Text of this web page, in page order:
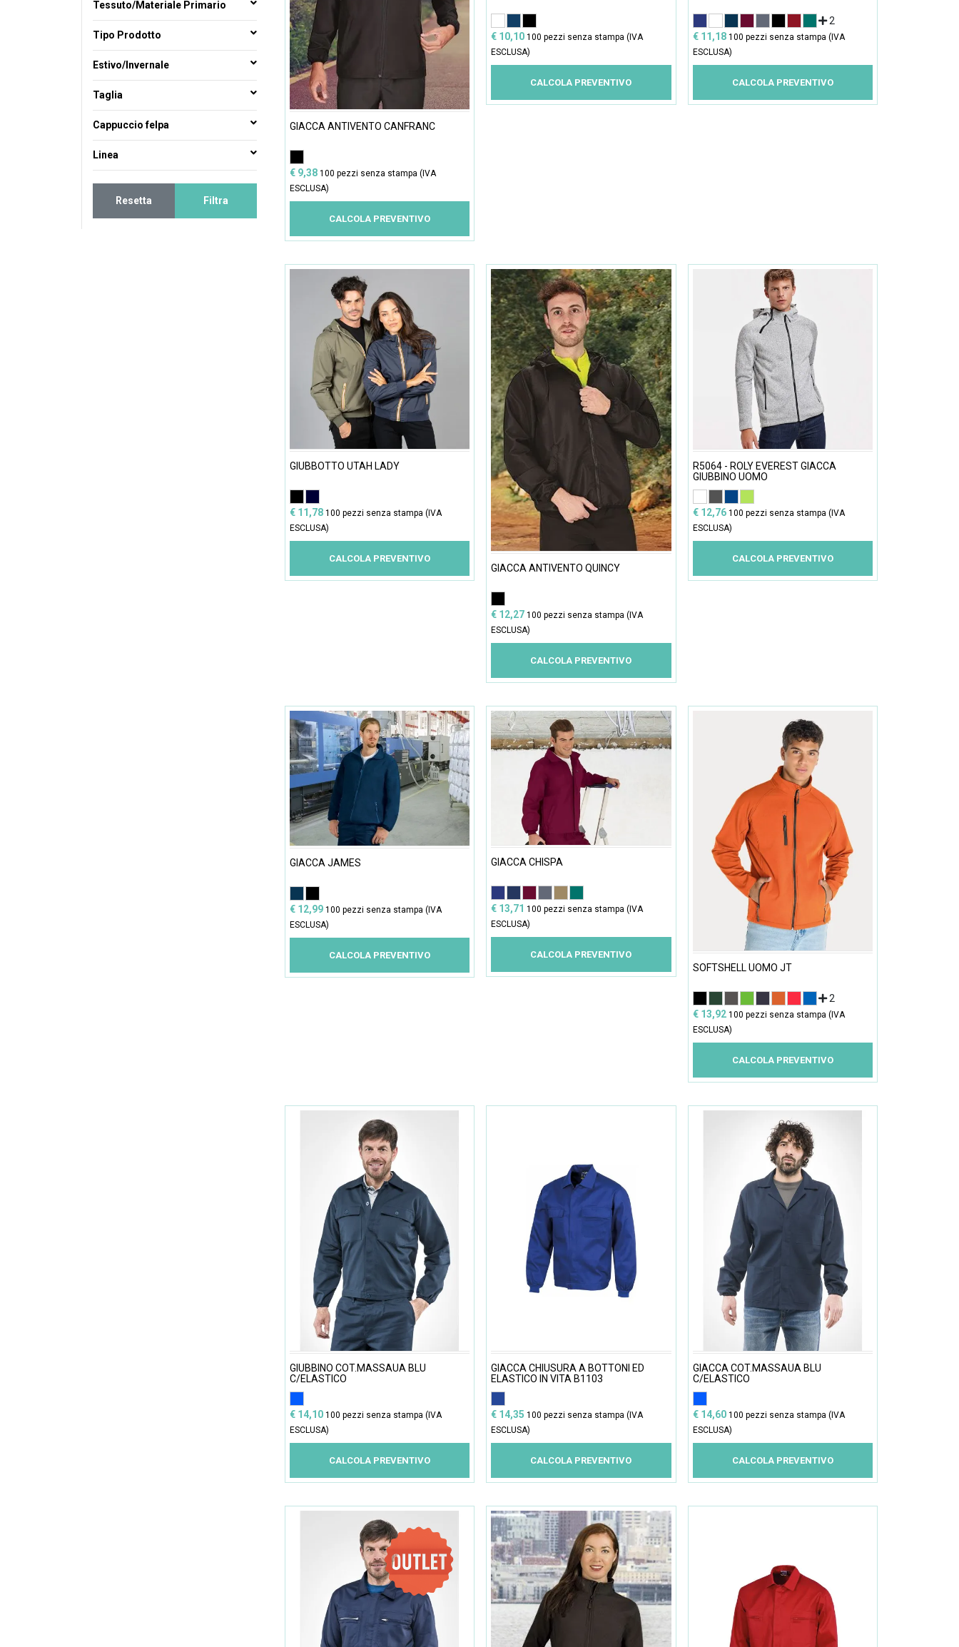
Tessuto/Materiale Primario
Tipo Prodotto
Estivo/Invernale
Taglia
Cappuccio felpa
Linea
Resetta Filtra
GIACCA ANTIVENTO CANFRANC
€ 9,38 100 pezzi senza stampa (IVA
ESCLUSA)
CALCOLA PREVENTIVO
€ 10,10100 pezzi senza stampa (IVA
ESCLUSA)
CALCOLA PREVENTIVO
2
€ 11,18 100 pezzi senza stampa (IVA
ESCLUSA)
CALCOLA PREVENTIVO
GIUBBOTTO UTAH LADY
€ 11,78 100 pezzi senza stampa (IVA
ESCLUSA)
CALCOLA PREVENTIVO
GIACCA ANTIVENTO QUINCY
€ 12,27100 pezzi senza stampa (IVA
ESCLUSA)
CALCOLA PREVENTIVO
R5064 - ROLY EVEREST GIACCA
GIUBBINO UOMO
€ 12,76 100 pezzi senza stampa (IVA
ESCLUSA)
CALCOLA PREVENTIVO
GIACCA JAMES
€ 12,99 100 pezzi senza stampa (IVA
ESCLUSA)
CALCOLA PREVENTIVO
GIACCA CHISPA
€ 13,71100 pezzi senza stampa (IVA
ESCLUSA)
CALCOLA PREVENTIVO
SOFTSHELL UOMO JT
2
€ 13,92 100 pezzi senza stampa (IVA
ESCLUSA)
CALCOLA PREVENTIVO
GIUBBINO COT.MASSAUA BLU
C/ELASTICO
€ 14,10 100 pezzi senza stampa (IVA
ESCLUSA)
CALCOLA PREVENTIVO
GIACCA CHIUSURA A BOTTONI ED
ELASTICO IN VITA B1103
€ 14,35100 pezzi senza stampa (IVA
ESCLUSA)
CALCOLA PREVENTIVO
GIACCA COT.MASSAUA BLU
C/ELASTICO
€ 14,60 100 pezzi senza stampa (IVA
ESCLUSA)
CALCOLA PREVENTIVO